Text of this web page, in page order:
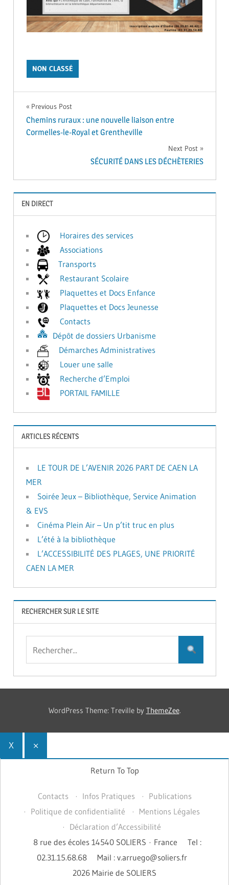
NON CLASSÉ
Navigation
de
Previous Post
Chemins ruraux : une nouvelle liaison entre
Cormelles-le-Royal et Grentheville
Next Post
SÉCURITÉ DANS LES DÉCHÈTERIES
EN DIRECT
Horaires des services
Associations
Transports
Restaurant Scolaire
Plaquettes et Docs Enfance
Plaquettes et Docs Jeunesse
Contacts
Dépôt de dossiers Urbanisme
Démarches Administratives
Louer une salle
Recherche d’Emploi
PORTAIL FAMILLE
ARTICLES RÉCENTS
LE TOUR DE L’AVENIR 2026 PART DE CAEN LA
MER
Soirée Jeux – Bibliothèque, Service Animation
& EVS
Cinéma Plein Air – Un p’tit truc en plus
L’été à la bibliothèque
L’ACCESSIBILITÉ DES PLAGES, UNE PRIORITÉ
CAEN LA MER
RECHERCHER SUR LE SITE
WordPress Theme: Treville by ThemeZee.
X ×
Return To Top
Contacts Infos Pratiques
Publications
Politique de confidentialité
Mentions Légales
Déclaration d’Accessibilité
8 rue des écoles 14540 SOLIERS · France
Tel :
02.31.15.68.68
Mail : v.arruego@soliers.fr
2026 Mairie de SOLIERS